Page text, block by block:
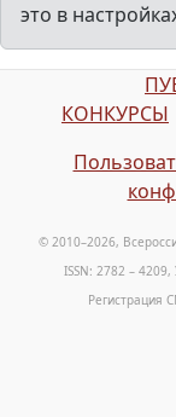
это в
КОНКУРСЫ
© 2010–2026,
ISSN: 2782 –
Регистрация